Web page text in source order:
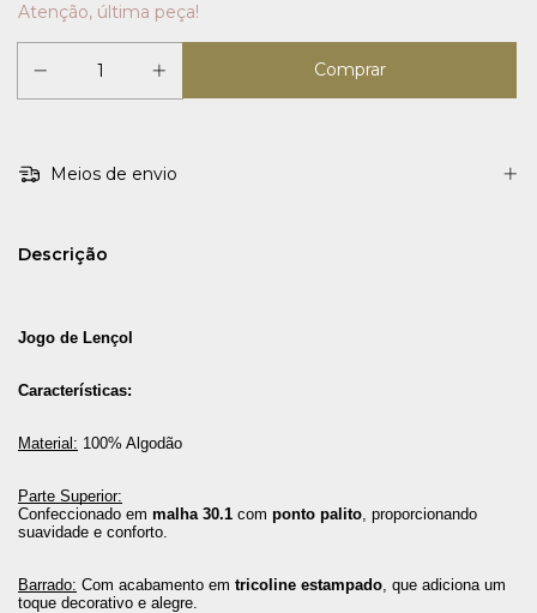
Atenção, última peça!
Meios de envio
Descrição
Jogo de Lençol
Características:
Material: 100% Algodão
Parte Superior:
Confeccionado em malha 30.1 com ponto palito , proporcionando
suavidade e conforto.
Barrado: Com acabamento em tricoline estampado , que adiciona um
toque decorativo e alegre.